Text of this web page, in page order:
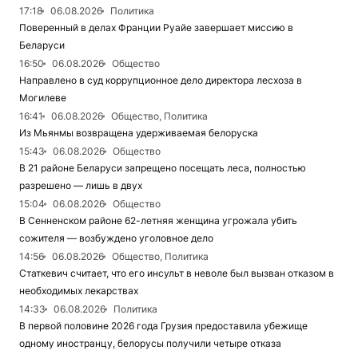
17:18
06.08.2026
Политика
Поверенный в делах Франции Руайе завершает миссию в
Беларуси
16:50
06.08.2026
Общество
Направлено в суд коррупционное дело директора лесхоза в
Могилеве
16:41
06.08.2026
Общество, Политика
Из Мьянмы возвращена удерживаемая белоруска
15:43
06.08.2026
Общество
В 21 районе Беларуси запрещено посещать леса, полностью
разрешено — лишь в двух
15:04
06.08.2026
Общество
В Сенненском районе 62-летняя женщина угрожала убить
сожителя — возбуждено уголовное дело
14:56
06.08.2026
Общество, Политика
Статкевич считает, что его инсульт в неволе был вызван отказом в
необходимых лекарствах
14:33
06.08.2026
Политика
В первой половине 2026 года Грузия предоставила убежище
одному иностранцу, белорусы получили четыре отказа